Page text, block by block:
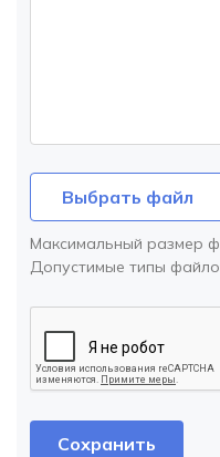
Выбрать файл
Максимальный размер
Допустимые типы